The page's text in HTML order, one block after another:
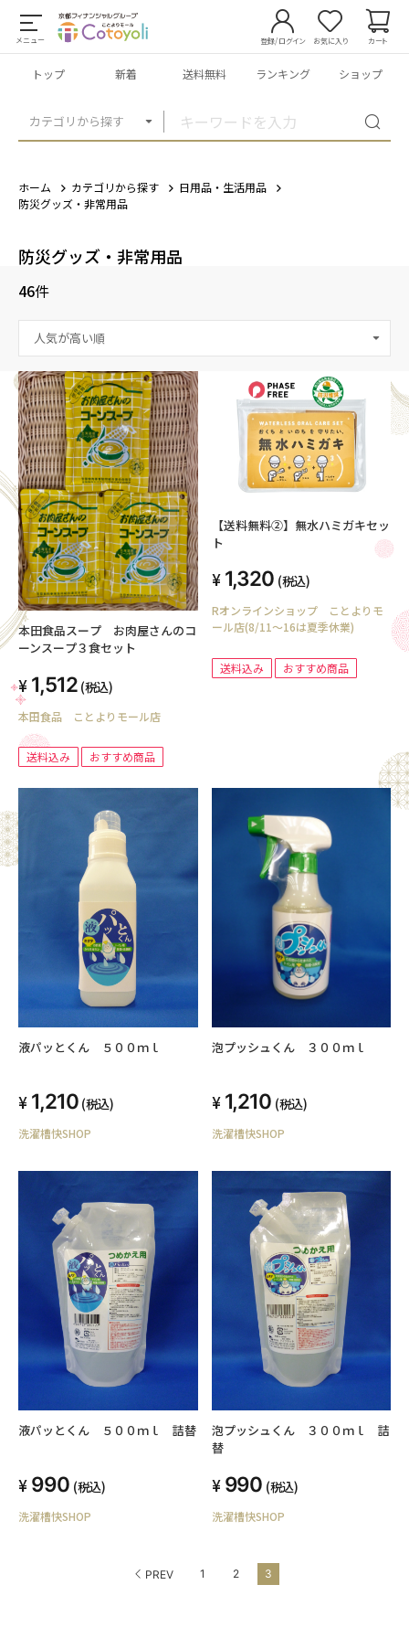
メニュー
カテゴリから探す
登録/ログイン お気に入り カート
トップ 新着 送料無料 ランキング ショップ
ホーム カテゴリから探す
日用品・生活用品
防災グッズ・非常用品
防災グッズ・非常用品
46件
本田食品スープ お肉屋さんのコ
ーンスープ３食セット
1,512 (税込)
本田食品 ことよりモール店
送料込み おすすめ商品
【送料無料②】無水ハミガキセッ
ト
1,320 (税込)
Rオンラインショップ ことよりモ
ール店(8/11～16は夏季休業)
送料込み おすすめ商品
液パッとくん ５００ｍｌ
1,210 (税込)
洗濯槽快SHOP
泡プッシュくん ３００ｍｌ
1,210 (税込)
洗濯槽快SHOP
液パッとくん ５００ｍｌ 詰替
990 (税込)
洗濯槽快SHOP
泡プッシュくん ３００ｍｌ 詰
替
990 (税込)
洗濯槽快SHOP
PREV 1 2 3